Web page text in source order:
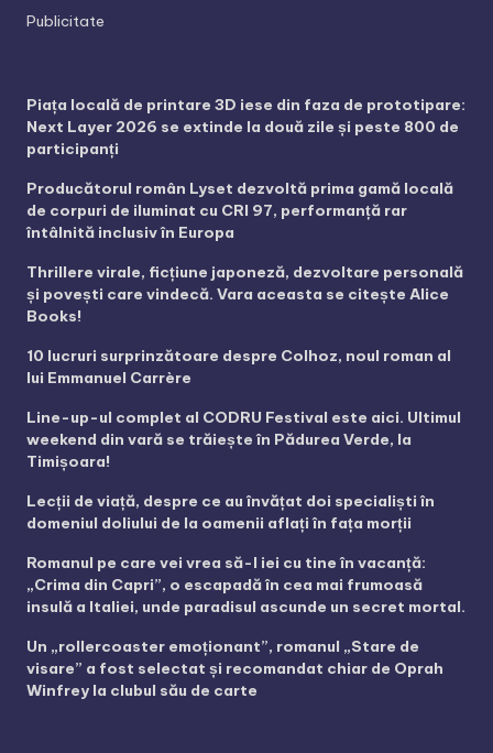
Publicitate
Piața locală de printare 3D iese din faza de prototipare:
Next Layer 2026 se extinde la două zile și peste 800 de
participanți
Producătorul român Lyset dezvoltă prima gamă locală
de corpuri de iluminat cu CRI 97, performanță rar
întâlnită inclusiv în Europa
Thrillere virale, ficțiune japoneză, dezvoltare personală
și povești care vindecă. Vara aceasta se citește Alice
Books!
10 lucruri surprinzătoare despre Colhoz, noul roman al
lui Emmanuel Carrère
Line-up-ul complet al CODRU Festival este aici. Ultimul
weekend din vară se trăiește în Pădurea Verde, la
Timișoara!
Lecții de viață, despre ce au învățat doi specialiști în
domeniul doliului de la oamenii aflați în fața morții
Romanul pe care vei vrea să-l iei cu tine în vacanță:
„Crima din Capri”, o escapadă în cea mai frumoasă
insulă a Italiei, unde paradisul ascunde un secret mortal.
Un „rollercoaster emoționant”, romanul „Stare de
visare” a fost selectat și recomandat chiar de Oprah
Winfrey la clubul său de carte